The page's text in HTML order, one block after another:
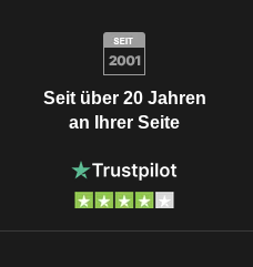
Seit über 20 Jahren
an Ihrer Seite